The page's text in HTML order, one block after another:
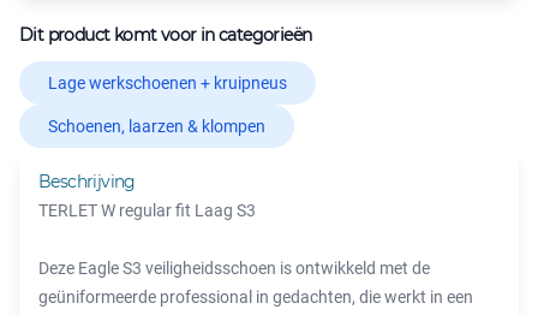
Dit product komt voor in categorieën
Lage werkschoenen + kruipneus
Schoenen, laarzen & klompen
Beschrijving
TERLET W regular fit Laag S3
Deze Eagle S3 veiligheidsschoen is ontwikkeld met de
geüniformeerde professional in gedachten, die werkt in een